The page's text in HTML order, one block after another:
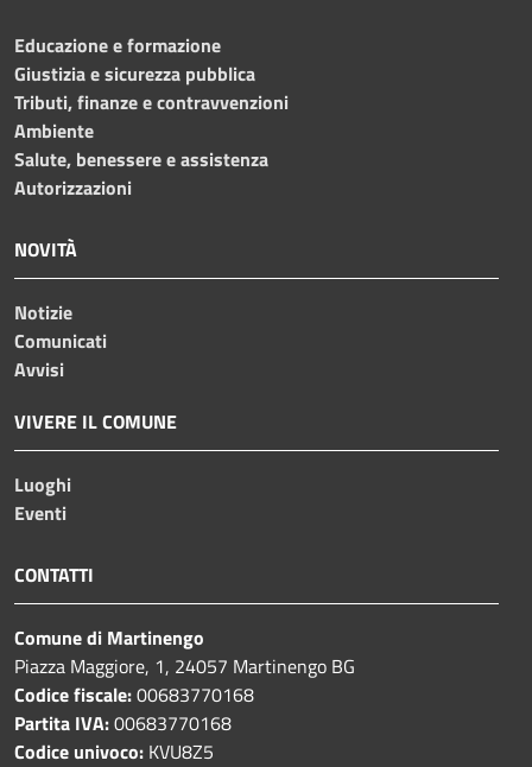
Educazione e formazione
Giustizia e sicurezza pubblica
Tributi, finanze e contravvenzioni
Ambiente
Salute, benessere e assistenza
Autorizzazioni
NOVITÀ
Notizie
Comunicati
Avvisi
VIVERE IL COMUNE
Luoghi
Eventi
CONTATTI
Comune di Martinengo
Piazza Maggiore, 1, 24057 Martinengo BG
Codice fiscale:00683770168
Partita IVA:00683770168
Codice univoco: KVU8Z5